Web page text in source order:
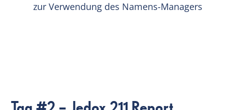
zur Verwendung des Namens-Managers